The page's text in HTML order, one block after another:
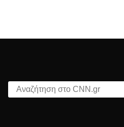
Αναζήτηση στο CNN.gr